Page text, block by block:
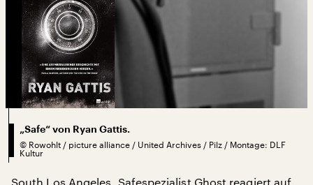
„Safe“ von Ryan Gattis.
© Rowohlt / picture alliance / United Archives / Pilz / Montage: DLF
Kultur
South Los Angeles. Safespezialist Ghost reagiert auf